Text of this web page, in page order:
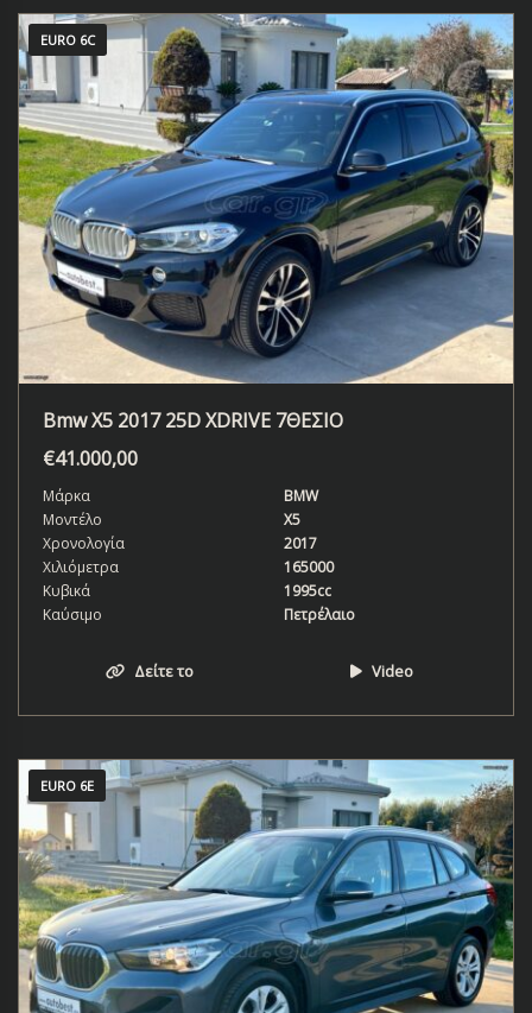
EURO 6C
Bmw X5 2017 25D XDRIVE 7ΘΕΣΙΟ
€41.000,00
Μάρκα
BMW
Μοντέλο
X5
Χρονολογία
2017
Χιλιόμετρα
165000
Κυβικά
1995cc
Καύσιμο
Πετρέλαιο
Δείτε το Video
EURO 6E